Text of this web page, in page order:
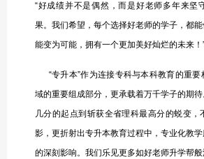
“好成绩并不是偶然，而是好老师多年来坚
果。我们希望，每个选择好老师的学子，都
能变为可能，拥有一个更加美好灿烂的未来！
“专升本”作为连接专科与本科教育的重要
域的重要组成部分，更承载着万千学子的期
几分的起点到斩获全省理科最高分的蜕变，
影，更折射出专升本教育过程中，专业化教
的深刻影响。我们乐见更多如好老师升学帮